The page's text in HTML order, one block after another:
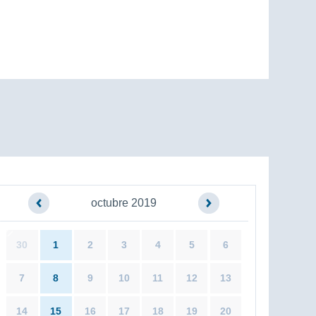
octubre 2019
30 1 2 3 4 5 6
7 8 9 10 11 12 13
14 15 16 17 18 19 20